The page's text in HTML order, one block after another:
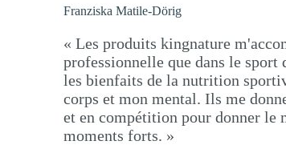
Franziska Matile-Dörig
« Les produits kingnature
professionnelle que dans le sport
les bienfaits de la nutrition
corps et mon mental. Ils me
et en compétition pour donner le
moments forts. »